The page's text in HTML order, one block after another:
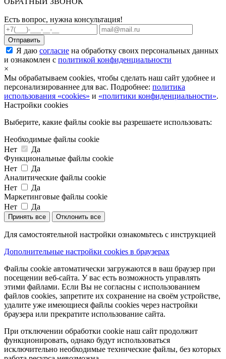
Есть вопрос, нужна консультация!
Я даю согласие на обработку своих персональных данных
и ознакомлен с политикой конфиденциальности
×
Мы обрабатываем cookies, чтобы сделать наш сайт удобнее и
персонализированнее для вас. Подробнее: политика
использования «cookies» и «политики конфиденциальности».
Настройки cookies
Выберите, какие файлы cookie вы разрешаете использовать:
Необходимые файлы cookie
Нет
Да
Функциональные файлы cookie
Нет
Да
Аналитические файлы cookie
Нет
Да
Маркетинговые файлы cookie
Нет
Да
Принять все Отклонить все
Для самостоятельной настройки ознакомьтесь с инструкцией
Дополнительные настройки cookies в браузерах
Файлы cookie автоматически загружаются в ваш браузер при
посещении веб-сайта. У вас есть возможность управлять
этими файлами. Если Вы не согласны с использованием
файлов cookies, запретите их сохранение на своём устройстве,
удалите уже имеющиеся файлы cookies через настройки
браузера или прекратите использование сайта.
При отключении обработки cookie наш сайт продолжит
функционировать, однако будут использоваться
исключительно необходимые технические файлы, без которых